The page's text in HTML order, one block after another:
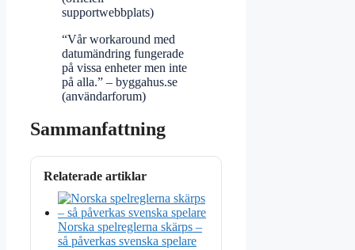
supportwebbplats)
“Vår workaround med
datumändring fungerade
på vissa enheter men inte
på alla.” – byggahus.se
(användarforum)
Sammanfattning
Relaterade artiklar
Norska spelreglerna skärps –
så påverkas svenska spelare